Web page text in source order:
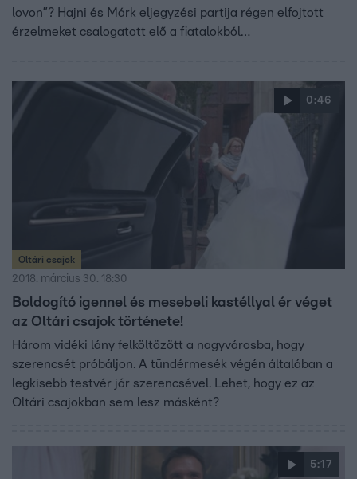
lovon”? Hajni és Márk eljegyzési partija régen elfojtott
érzelmeket csalogatott elő a fiatalokból…
0:46
Oltári csajok
2018. március 30. 18:30
Boldogító igennel és mesebeli kastéllyal ér véget
az Oltári csajok története!
Három vidéki lány felköltözött a nagyvárosba, hogy
szerencsét próbáljon. A tündérmesék végén általában a
legkisebb testvér jár szerencsével. Lehet, hogy ez az
Oltári csajokban sem lesz másként?
5:17